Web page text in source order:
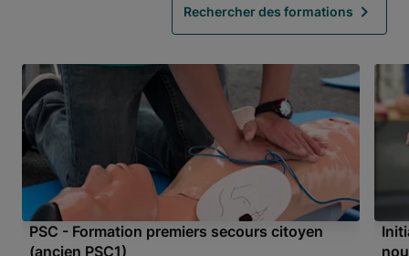
Rechercher des formations
PSC - Formation premiers secours citoyen
(ancien PSC1)